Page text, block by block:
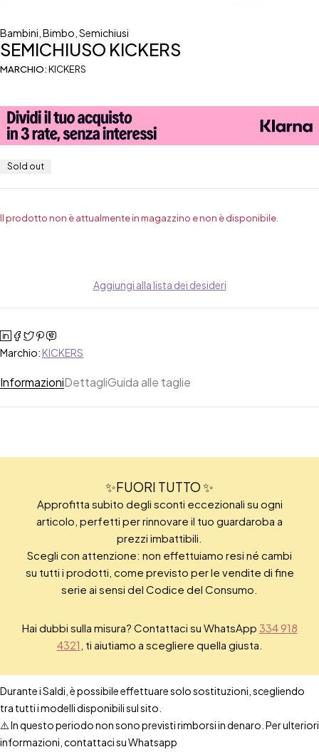
Bambini Bimbo Semichiusi
SEMICHIUSO KICKERS
MARCHIO:KICKERS
Sold out
Il prodotto non è attualmente in magazzino e non è disponibile.
Aggiungi alla lista dei desideri
Marchio: KICKERS
InformazioniDettagliGuida alle taglie
✨FUORI TUTTO ✨
Approfitta subito degli sconti eccezionali su ogni
articolo, perfetti per rinnovare il tuo guardaroba a
prezzi imbattibili.
Scegli con attenzione: non effettuiamo resi né cambi
su tutti i prodotti, come previsto per le vendite di fine
serie ai sensi del Codice del Consumo.
Hai dubbi sulla misura? Contattaci su WhatsApp 334 918
4321 , ti aiutiamo a scegliere quella giusta.
Durante i Saldi, è possibile effettuare solo sostituzioni, scegliendo
tra tutti i modelli disponibili sul sito.
⚠️ In questo periodo non sono previsti rimborsi in denaro. Per ulteriori
informazioni, contattaci su Whatsapp